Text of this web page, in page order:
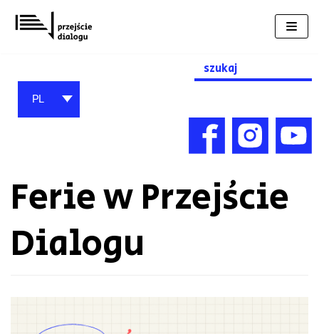
Przejdź
do
Search
for:
PL
Ferie w Przejście
Dialogu